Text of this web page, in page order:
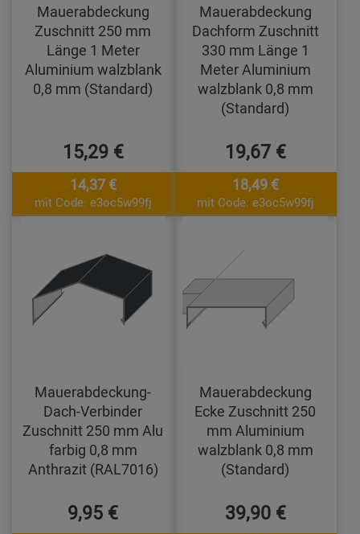
Mauerabdeckung
Zuschnitt 250 mm
Länge 1 Meter
Aluminium walzblank
0,8 mm (Standard)
15,29 €
14,37 €
mit Code: e3oc5w99fj
Mauerabdeckung
Dachform Zuschnitt
330 mm Länge 1
Meter Aluminium
walzblank 0,8 mm
(Standard)
19,67 €
18,49 €
mit Code: e3oc5w99fj
Mauerabdeckung-
Dach-Verbinder
Zuschnitt 250 mm Alu
farbig 0,8 mm
Anthrazit (RAL7016)
9,95 €
Mauerabdeckung
Ecke Zuschnitt 250
mm Aluminium
walzblank 0,8 mm
(Standard)
39,90 €